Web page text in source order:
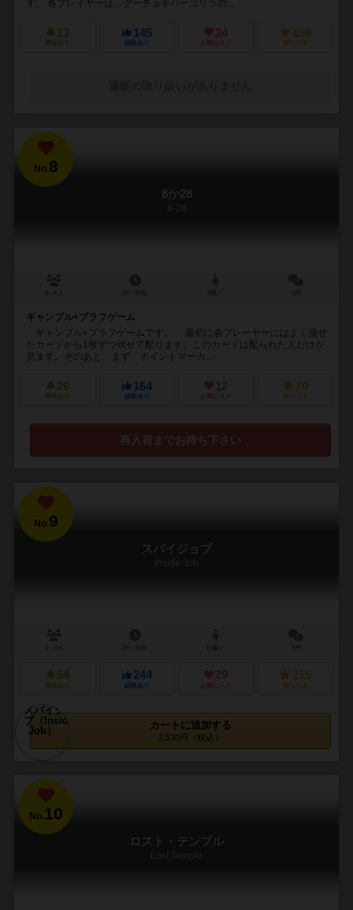
す。 各プレイヤーは、グーチョキパーゴリラの...
13
興味あり
145
経験あり
24
お気に入り
198
持ってる
No.8
8か28
8-28
ギャンブル+ブラフゲーム
ギャンブル+ブラフゲームです。 最初に各プレーヤーにはよく混ぜ
たカードから1枚ずつ伏せて配ります。このカードは配られた人だけが
見ます。そのあと、まず、ポイントマーカ...
26
興味あり
164
経験あり
12
お気に入り
70
持ってる
再入荷までお待ち下さい
No.9
スパイジョブ
Inside Job
54
興味あり
244
経験あり
29
お気に入り
215
持ってる
カートに追加する
2,530円（税込）
No. 10
ロスト・テンプル
Lost Temple